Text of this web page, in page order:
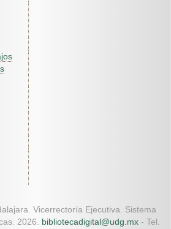
Vicerrectoría Ejecutiva. Sistema
2026. bibliotecadigital@udg.mx - Tel.